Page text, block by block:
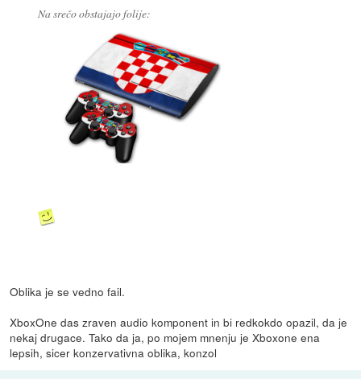
Na srečo obstajajo folije:
Oblika je se vedno fail.
XboxOne das zraven audio komponent in bi redkokdo opazil, da je
nekaj drugace. Tako da ja, po mojem mnenju je Xboxone ena
lepsih, sicer konzervativna oblika, konzol